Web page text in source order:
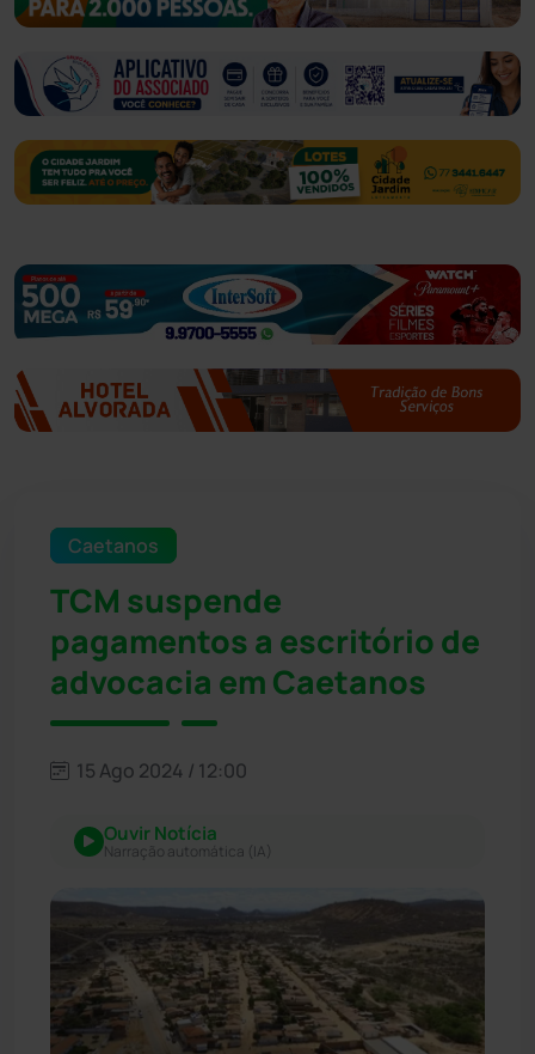
Caetanos
TCM suspende
pagamentos a escritório de
advocacia em Caetanos
15 Ago 2024 / 12:00
Ouvir Notícia
Narração automática (IA)